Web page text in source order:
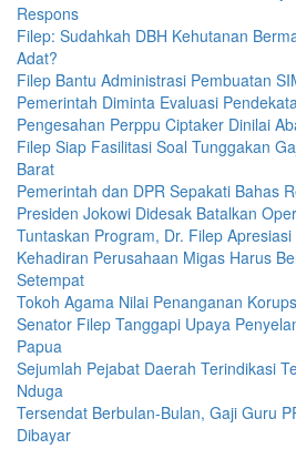
Respons
Filep: Sudahkah DBH Kehutanan
Adat?
Filep Bantu Administrasi Pembuatan
Pemerintah Diminta Evaluasi
Pengesahan Perppu Ciptaker Dinilai
Filep Siap Fasilitasi Soal Tunggakan
Barat
Pemerintah dan DPR Sepakati Bahas
Presiden Jokowi Didesak Batalkan
Tuntaskan Program, Dr. Filep
Kehadiran Perusahaan Migas Harus
Setempat
Tokoh Agama Nilai Penanganan
Senator Filep Tanggapi Upaya
Papua
Sejumlah Pejabat Daerah Terindikasi
Nduga
Tersendat Berbulan-Bulan, Gaji Guru
Dibayar